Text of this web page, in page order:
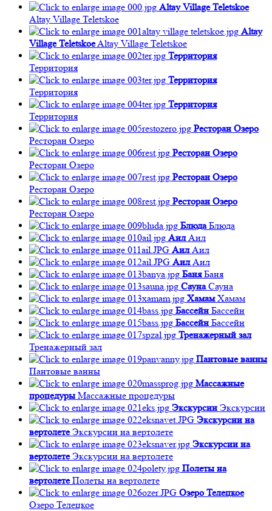
Altay Village Teletskoe
Altay Village Teletskoe
Altay
Village TeletskoeAltay Village Teletskoe
Территория
Территория
Территория
Территория
Территория
Территория
Ресторан Озеро
Ресторан Озеро
Ресторан Озеро
Ресторан Озеро
Ресторан Озеро
Ресторан Озеро
Ресторан Озеро
Ресторан Озеро
Блюда Блюда
Аил Аил
Аил Аил
Аил Аил
Баня Баня
Сауна Сауна
Хамам Хамам
Бассейн Бассейн
Бассейн Бассейн
Тренажерный зал
Тренажерный зал
Пантовые ванны
Пантовые ванны
Массажные
процедуры Массажные процедуры
Экскурсии Экскурсии
Экскурсии на
вертолете Экскурсии на вертолете
Экскурсии на
вертолете Экскурсии на вертолете
Полеты на
вертолете Полеты на вертолете
Озеро Телецкое
Озеро Телецкое